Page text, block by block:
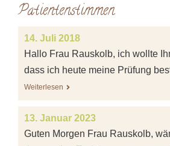
Patientenstimmen
14. Juli 2018
Hallo Frau Rauskolb, ich wollte
dass ich heute meine Prüfung
Weiterlesen
13. Januar 2023
Guten Morgen Frau Rauskolb,